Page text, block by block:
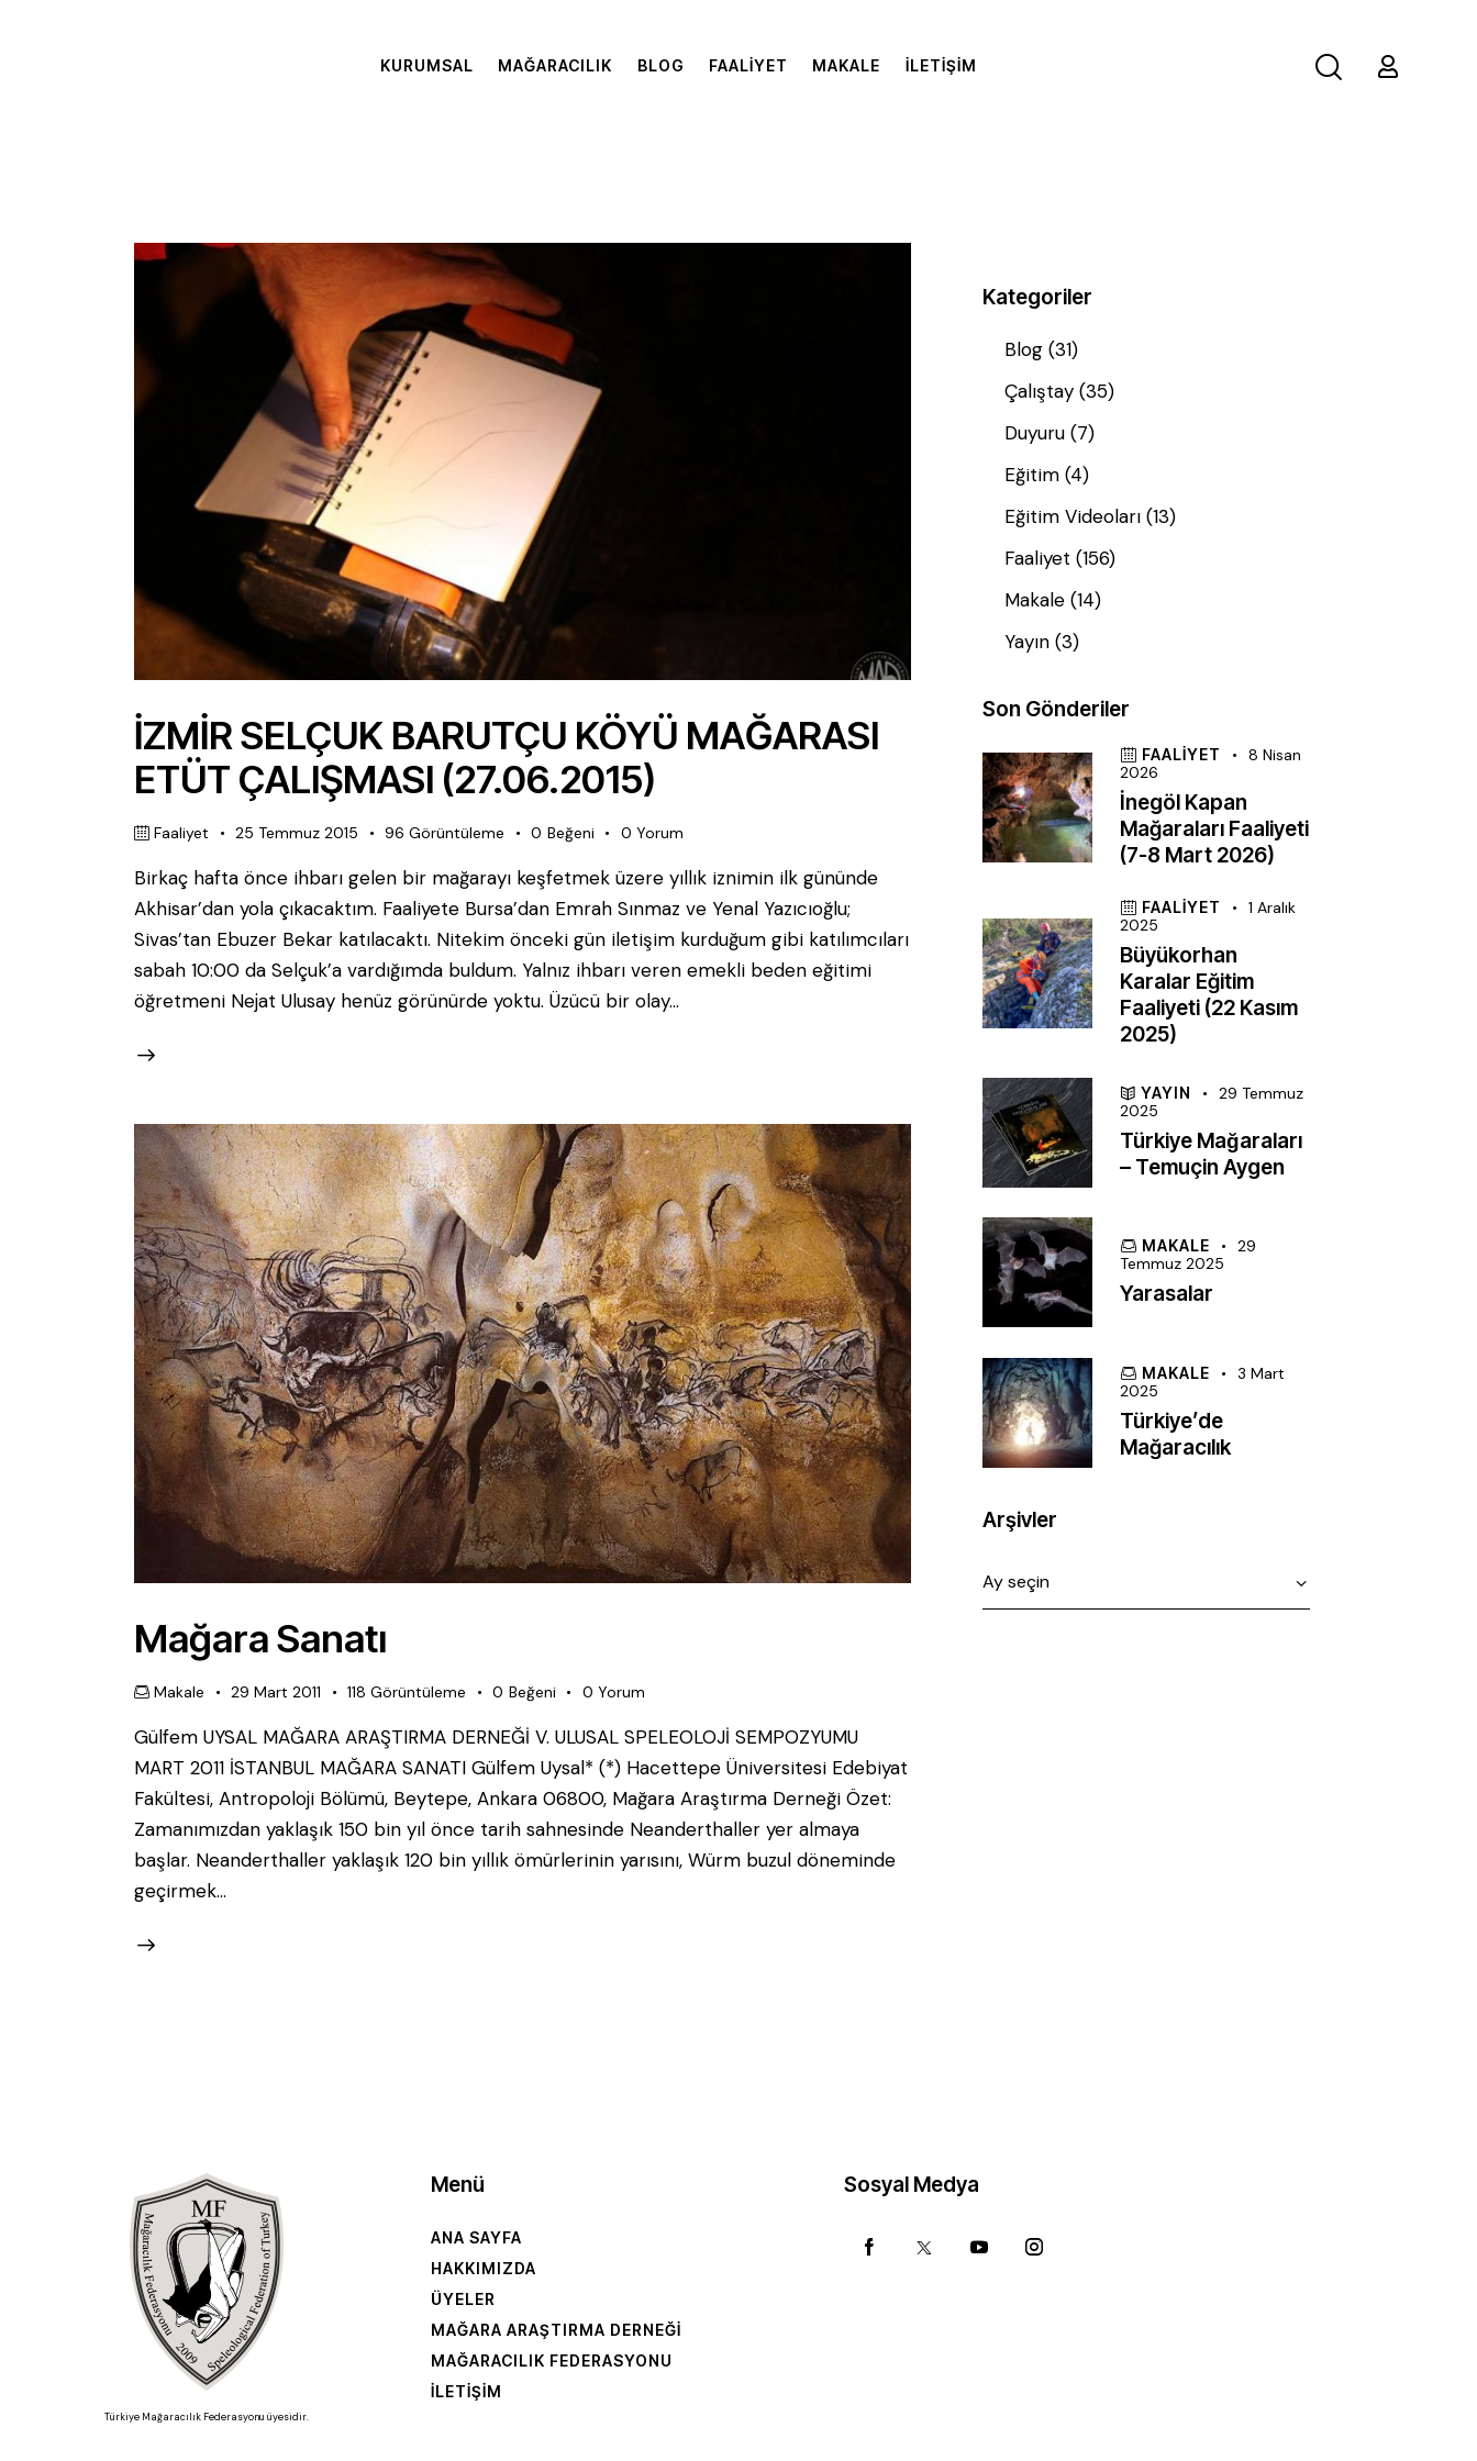
KURUMSAL MAĞARACILIK BLOG FAALIYET MAKALE İLETIŞIM
İZMİR SELÇUK BARUTÇU KÖYÜ MAĞARASI
ETÜT ÇALIŞMASI (27.06.2015)
Faaliyet 25 Temmuz 2015 96 Görüntüleme 0 Beğeni 0 Yorum
Birkaç hafta önce ihbarı gelen bir mağarayı keşfetmek üzere yıllık iznimin ilk gününde
Akhisar’dan yola çıkacaktım. Faaliyete Bursa’dan Emrah Sınmaz ve Yenal Yazıcıoğlu;
Sivas’tan Ebuzer Bekar katılacaktı. Nitekim önceki gün iletişim kurduğum gibi katılımcıları
sabah 10:00 da Selçuk’a vardığımda buldum. Yalnız ihbarı veren emekli beden eğitimi
öğretmeni Nejat Ulusay henüz görünürde yoktu. Üzücü bir olay…
Mağara Sanatı
Makale 29 Mart 2011 118 Görüntüleme 0 Beğeni 0 Yorum
Gülfem UYSAL MAĞARA ARAŞTIRMA DERNEĞİ V. ULUSAL SPELEOLOJİ SEMPOZYUMU
MART 2011 İSTANBUL MAĞARA SANATI Gülfem Uysal* (*) Hacettepe Üniversitesi Edebiyat
Fakültesi, Antropoloji Bölümü, Beytepe, Ankara 06800, Mağara Araştırma Derneği Özet:
Zamanımızdan yaklaşık 150 bin yıl önce tarih sahnesinde Neanderthaller yer almaya
başlar. Neanderthaller yaklaşık 120 bin yıllık ömürlerinin yarısını, Würm buzul döneminde
geçirmek…
Kategoriler
Blog (31)
Çalıştay (35)
Duyuru (7)
Eğitim (4)
Eğitim Videoları (13)
Faaliyet (156)
Makale (14)
Yayın (3)
Son Gönderiler
FAALIYET
8 Nisan
2026
İnegöl Kapan
Mağaraları Faaliyeti
(7-8 Mart 2026)
FAALIYET
1 Aralık
2025
Büyükorhan
Karalar Eğitim
Faaliyeti (22 Kasım
2025)
YAYIN
29 Temmuz
2025
Türkiye Mağaraları
– Temuçin Aygen
MAKALE
29
Temmuz 2025
Yarasalar
MAKALE
3 Mart
2025
Türkiye’de
Mağaracılık
Arşivler
Türkiye Mağaracılık Federasyonu üyesidir.
Menü
ANA SAYFA
HAKKIMIZDA
ÜYELER
MAĞARA ARAŞTIRMA DERNEĞI
MAĞARACILIK FEDERASYONU
İLETIŞIM
Sosyal Medya